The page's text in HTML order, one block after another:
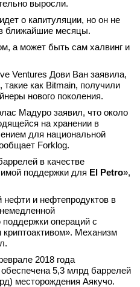
выросли.
о капитуляции, но он не
ближайшие месяцы.
а может быть сам халвинг и
Ventures Дови Ван заявила,
как Bitmain, получили
нового поколения.
Мадуро заявил, что около
на хранении в
для национальной
Forklog.
в качестве
поддержки для El Petro»,
и нефтепродуктов в
операций с
Механизм
2018 года
5,3 млрд баррелей
месторождения Аякучо.